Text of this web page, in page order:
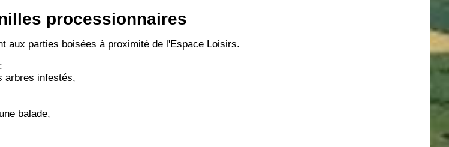
processionnaires
aux parties boisées à proximité de l'Espace Loisirs.
arbres infestés,
balade,